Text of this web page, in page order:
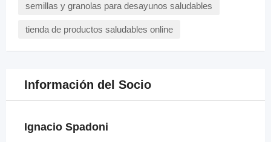
semillas y granolas para desayunos saludables
tienda de productos saludables online
Información del Socio
Ignacio Spadoni